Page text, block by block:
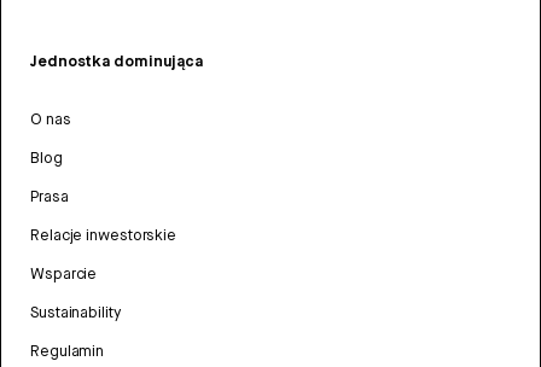
Jednostka dominująca
O nas
Blog
Prasa
Relacje inwestorskie
Wsparcie
Sustainability
Regulamin